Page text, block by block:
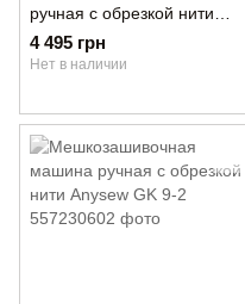
ручная с обрезкой нити
SHUNFA GK 26-1A
4 495 грн
Нет в наличии